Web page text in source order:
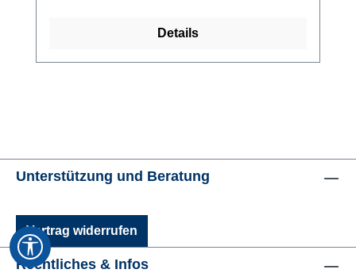
Details
Unterstützung und Beratung
Vertrag widerrufen
Rechtliches & Infos
Werkzeugleiste anzeigen